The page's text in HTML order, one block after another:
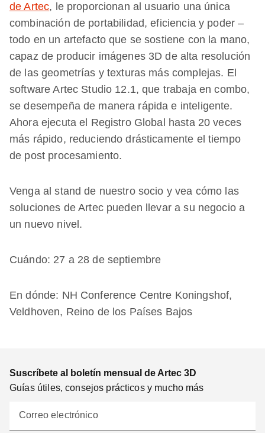
de Artec, le proporcionan al usuario una única
combinación de portabilidad, eficiencia y poder –
todo en un artefacto que se sostiene con la mano,
capaz de producir imágenes 3D de alta resolución
de las geometrías y texturas más complejas. El
software Artec Studio 12.1, que trabaja en combo,
se desempeña de manera rápida e inteligente.
Ahora ejecuta el Registro Global hasta 20 veces
más rápido, reduciendo drásticamente el tiempo
de post procesamiento.
Venga al stand de nuestro socio y vea cómo las
soluciones de Artec pueden llevar a su negocio a
un nuevo nivel.
Cuándo: 27 a 28 de septiembre
En dónde: NH Conference Centre Koningshof,
Veldhoven, Reino de los Países Bajos
Suscríbete al boletín mensual de Artec 3D
Guías útiles, consejos prácticos y mucho más
Correo electrónico